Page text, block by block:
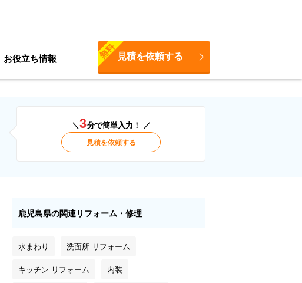
お役立ち情報 見積を依頼する
無料
＼3分で簡単入力！ ／
見積を依頼する
鹿児島県の関連リフォーム・修理
水まわり 洗面所 リフォーム
キッチン リフォーム 内装